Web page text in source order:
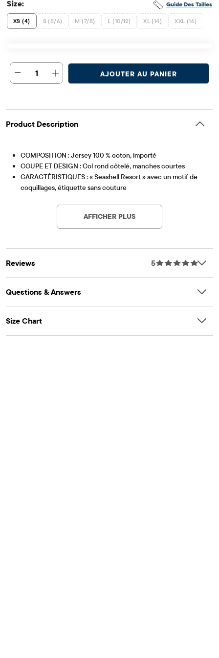
Guide Des Tailles
Size:
XS (4) S (5/6) M (7/8) L (10/12) XL (14) XXL (16)
1 AJOUTER AU PANIER
Product Description
COMPOSITION : Jersey 100 % coton, importé
COUPE ET DESIGN : Col rond côtelé, manches courtes
CARACTÉRISTIQUES : « Seashell Resort » avec un motif de
coquillages, étiquette sans couture
AFFICHER PLUS
Reviews 5
Questions & Answers
Size Chart